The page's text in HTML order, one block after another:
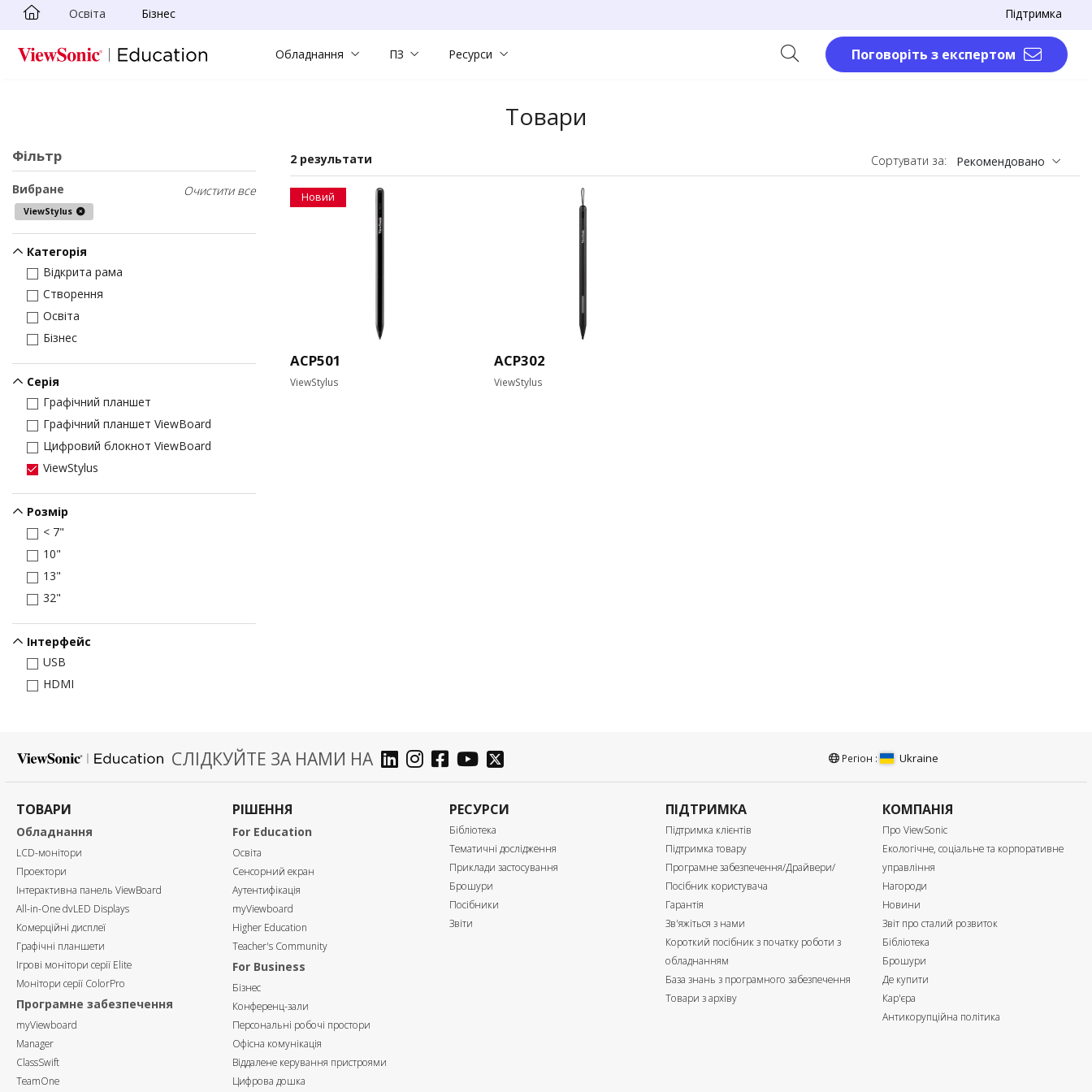
Skip to main content
Освіта Бізнес Підтримка
Обладнання ПЗ Ресурси Поговоріть з експертом
Товари
Фільтр
Очистити все
Вибране
ViewStylus
Категорія
Відкрита рама
Створення
Освіта
Бізнес
Серія
Графічний планшет
Графічний планшет ViewBoard
Цифровий блокнот ViewBoard
ViewStylus
Розмір
< 7"
10"
13"
32"
Інтерфейс
USB
HDMI
2 результати Сортувати за: Рекомендовано
Новий
ACP501
ViewStylus
ACP302
ViewStylus
СЛІДКУЙТЕ ЗА НАМИ НА Регіон : Ukraine
ТОВАРИ
Обладнання
LCD-монітори
Проектори
Інтерактивна панель ViewBoard
All-in-One dvLED Displays
Комерційні дисплеї
Графічні планшети
Ігрові монітори серії Elite
Монітори серії ColorPro
Програмне забезпечення
myViewboard
Manager
ClassSwift
TeamOne
РІШЕННЯ
For Education
Освіта
Сенсорний екран
Аутентифікація
myViewboard
Higher Education
Teacher's Community
For Business
Бізнес
Конференц-зали
Персональні робочі простори
Офісна комунікація
Віддалене керування пристроями
Цифрова дошка
РЕСУРСИ
Бібліотека
Тематичні дослідження
Приклади застосування
Брошури
Посібники
Звіти
ПІДТРИМКА
Підтримка клієнтів
Підтримка товару
Програмне забезпечення/Драйвери/
Посібник користувача
Гарантія
Зв'яжіться з нами
Короткий посібник з початку роботи з
обладнанням
База знань з програмного забезпечення
Товари з архіву
КОМПАНІЯ
Про ViewSonic
Екологічне, соціальне та корпоративне
управління
Нагороди
Новини
Звіт про сталий розвиток
Бібліотека
Брошури
Де купити
Кар'єра
Антикорупційна політика